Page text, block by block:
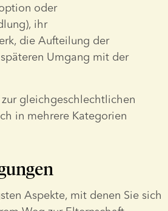
oder
ihr
die Aufteilung der
Umgang mit der
gleichgeschlechtlichen
in mehrere Kategorien
Aspekte, mit denen Sie sich